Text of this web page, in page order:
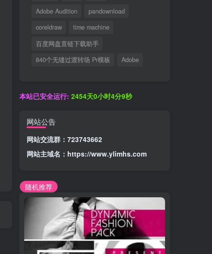
Adobe Audition
pandownload
coreldraw
time machine
百度网盘直链下载助手
840个无缝过渡转场 Pr模板
Adobe
本站已安全运行: 2454天0小时4分9秒
网站公告
网站交流群：723743662
网站主域名： https://www.ylimhs.com
随机推荐